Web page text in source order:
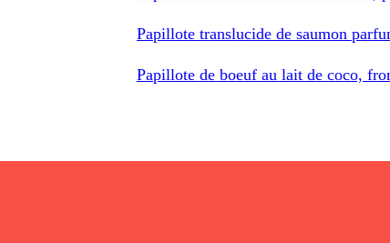
Papillote translucide de saumon
Papillote de boeuf au lait de coco,